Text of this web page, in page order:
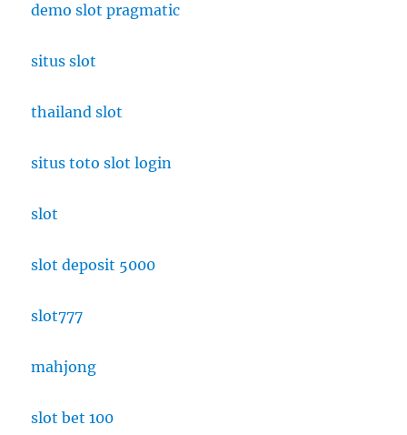
demo slot pragmatic
situs slot
thailand slot
situs toto slot login
slot
slot deposit 5000
slot777
mahjong
slot bet 100